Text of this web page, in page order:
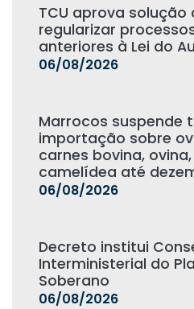
TCU aprova solução
regularizar
anteriores à Lei do
06/08/2026
Marrocos suspende
importação sobre
carnes bovina,
camelídea até
06/08/2026
Decreto institui
Interministerial do
Soberano
06/08/2026